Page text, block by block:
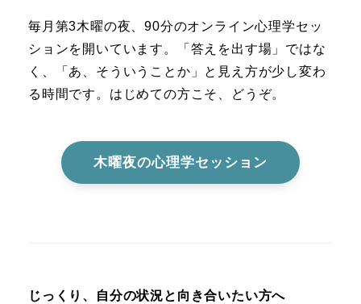
毎月第3木曜の夜、90分のオンライン心理学セッ
ションを開いています。「答えを出す場」ではな
く、「あ、そういうことか」と見え方が少し変わ
る時間です。はじめての方こそ、どうぞ。
木曜夜の心理学セッション
じっくり、自分の状況と向き合いたい方へ